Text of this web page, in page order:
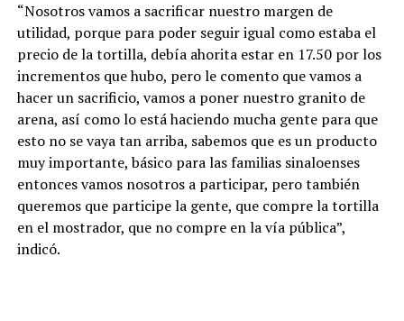
“Nosotros vamos a sacrificar nuestro margen de
utilidad, porque para poder seguir igual como estaba el
precio de la tortilla, debía ahorita estar en 17.50 por los
incrementos que hubo, pero le comento que vamos a
hacer un sacrificio, vamos a poner nuestro granito de
arena, así como lo está haciendo mucha gente para que
esto no se vaya tan arriba, sabemos que es un producto
muy importante, básico para las familias sinaloenses
entonces vamos nosotros a participar, pero también
queremos que participe la gente, que compre la tortilla
en el mostrador, que no compre en la vía pública”,
indicó.